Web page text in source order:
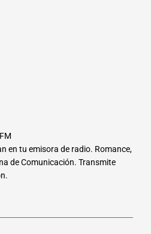
en tu emisora de radio. Romance,
de Comunicación. Transmite